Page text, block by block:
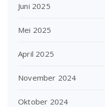
Juni 2025
Mei 2025
April 2025
November 2024
Oktober 2024